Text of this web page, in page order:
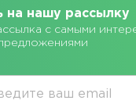
на нашу рассылку
с самыми